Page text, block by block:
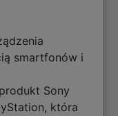
smartfonów i
Sony
która